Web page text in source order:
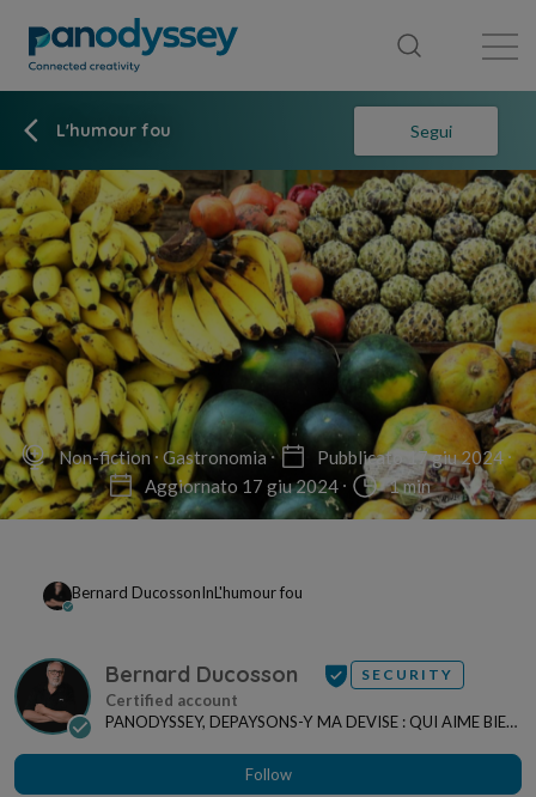
L'humour fou Segui
Non-fiction Gastronomia
Pubblicato 17 giu 2024
Aggiornato 17 giu 2024
1 min
Bernard DucossonInL'humour fou
Bernard Ducosson SECURITY
PANODYSSEY, DEPAYSONS-Y MA DEVISE : QUI AIME BIEN,
Follow